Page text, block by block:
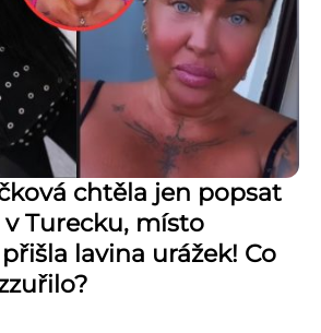
chtěla jen popsat
Turecku, místo
lavina urážek! Co